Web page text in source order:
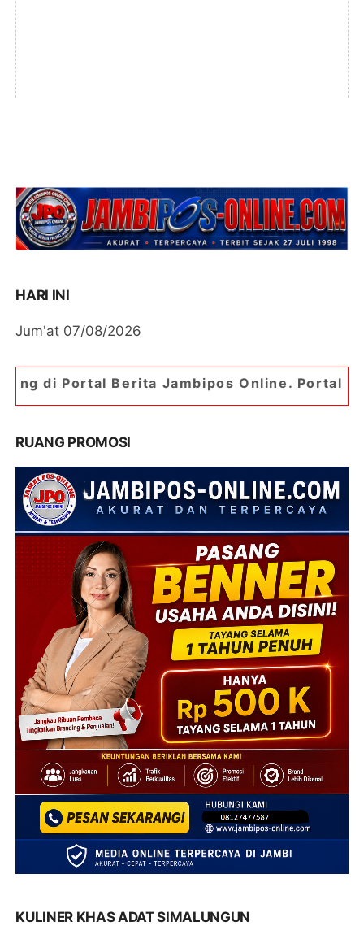
HARI INI
Jum'at 07/08/2026
Jambipos Online. Portal Berita Paling Jambi
RUANG PROMOSI
KULINER KHAS ADAT SIMALUNGUN